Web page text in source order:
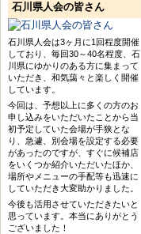
石川県人会の皆さん
石川県人会は3ヶ月に1回程度開催
しており、毎回30～40名程度、石
川県にゆかりのある方に集まって
いただき、和気藹々と楽しく開催
しています。
今回は、予想以上に多くの方のお
申し込みをいただいたことから当
初予定していた会場が手狭とな
り、急遽、別会場を設定する必要
があったのですが、すぐに候補店
をいくつか紹介いただいたほか、
場所やメニューの手配等も迅速に
していただき大変助かりました。
今後も活用させていただきたいと
思っています。本当にありがとう
ございました！